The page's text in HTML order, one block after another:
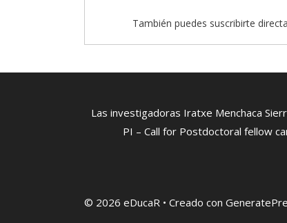
También puedes suscribirte
Las investigadoras Iratxe Menchaca
PI – Call for Postdoctoral fellow
© 2026 eDucaR • Creado con